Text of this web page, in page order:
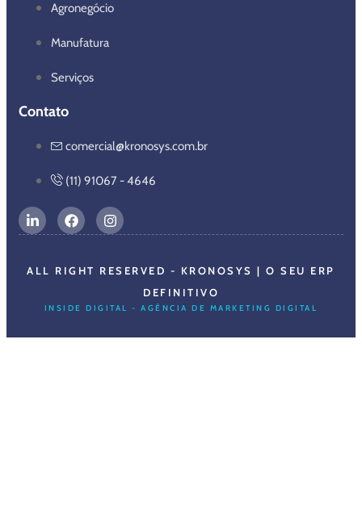
Agronegócio
Manufatura
Serviços
Contato
comercial@kronosys.com.br
(11) 91067 - 4646
ALL RIGHT RESERVED - KRONOSYS | O SEU ERP
DEFINITIVO
INSIDE DIGITAL - AGÊNCIA DE MARKETING DIGITAL